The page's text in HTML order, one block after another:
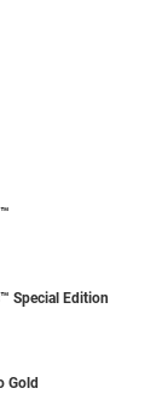
Special Edition
Gold